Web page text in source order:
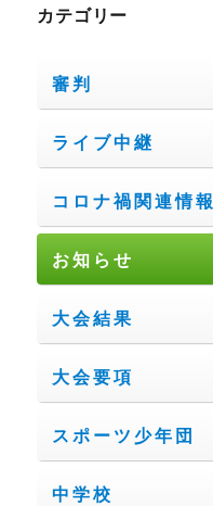
カテゴリー
審判
ライブ中継
コロナ禍関連情報
お知らせ
大会結果
大会要項
スポーツ少年団
中学校